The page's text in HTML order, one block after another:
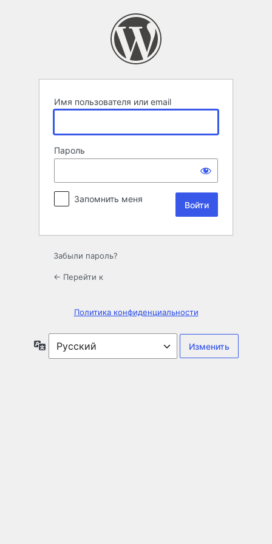
Имя пользователя или email
Пароль
Запомнить меня
Забыли пароль?
← Перейти к
Политика конфиденциальности
Язык